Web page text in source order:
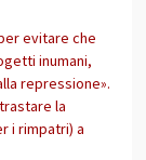
evitare che
inumani,
repressione».
la
i rimpatri) a